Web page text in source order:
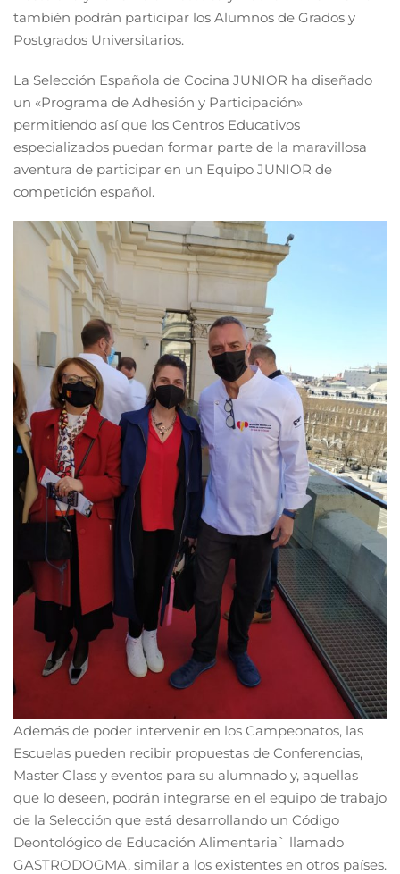
también podrán participar los Alumnos de Grados y
Postgrados Universitarios.
La Selección Española de Cocina JUNIOR ha diseñado
un «Programa de Adhesión y Participación»
permitiendo así que los Centros Educativos
especializados puedan formar parte de la maravillosa
aventura de participar en un Equipo JUNIOR de
competición español.
Además de poder intervenir en los Campeonatos, las
Escuelas pueden recibir propuestas de Conferencias,
Master Class y eventos para su alumnado y, aquellas
que lo deseen, podrán integrarse en el equipo de trabajo
de la Selección que está desarrollando un Código
Deontológico de Educación Alimentaria` llamado
GASTRODOGMA, similar a los existentes en otros países.